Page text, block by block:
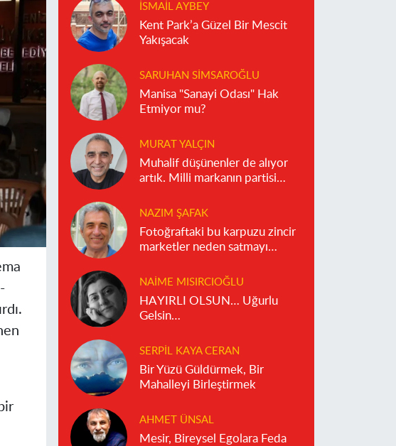
İSMAIL AYBEY
Kent Park’a Güzel Bir Mescit
Yakışacak
SARUHAN SIMSAROĞLU
Manisa "Sanayi Odası" Hak
Etmiyor mu?
MURAT YALÇIN
Muhalif düşünenler de alıyor
artık. Milli markanın partisi
NAZIM ŞAFAK
Fotoğraftaki bu karpuzu zincir
marketler neden satmayı
NAIME MISIRCIOĞLU
HAYIRLI OLSUN… Uğurlu
Gelsin…
SERPIL KAYA CERAN
Bir Yüzü Güldürmek, Bir
Mahalleyi Birleştirmek
AHMET ÜNSAL
Mesir, Bireysel Egolara Feda